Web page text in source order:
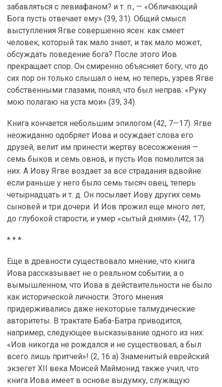
забавляться с левиафаном? и т. п., — «Обличающий
Бога пусть отвечает ему» (39, 31). Общий смысл
выступления Ягве совершенно ясен: как смеет
человек, который так мало знает, и так мало может,
обсуждать поведение бога? После этого Иов
прекращает спор. Он смиренно объясняет богу, что до
сих пор он только слышал о нем, но теперь, узрев Ягве
собственными глазами, понял, что был неправ: «Руку
мою полагаю на уста мои» (39, 34).
Книга кончается небольшим эпилогом (42, 7—17). Ягве
неожиданно одобряет Иова и осуждает слова его
друзей, велит им принести жертву всесожжения —
семь быков и семь овнов, и пусть Иов помолится за
них. А Иову Ягве воздает за все страдания вдвойне:
если раньше у него было семь тысяч овец, теперь
четырнадцать и т. д. Он посылает Иову других семь
сыновей и три дочери. И Иов прожил еще много лет,
до глубокой старости, и умер «сытый днями» (42, 17).
* * *
Еще в древности существовало мнение, что книга
Иова рассказывает не о реальном событии, а о
вымышленном, что Иова в действительности не было
как исторической личности. Этого мнения
придерживались даже некоторые талмудические
авторитеты. В трактате Баба-Батра приводится,
например, следующее высказывание одного из них:
«Иов никогда не рождался и не существовал, а был
всего лишь притчей»! (2, 16 а) Знаменитый еврейский
экзегет XII века Моисей Маймонид также учил, что
книга Иова имеет в основе выдумку, служащую